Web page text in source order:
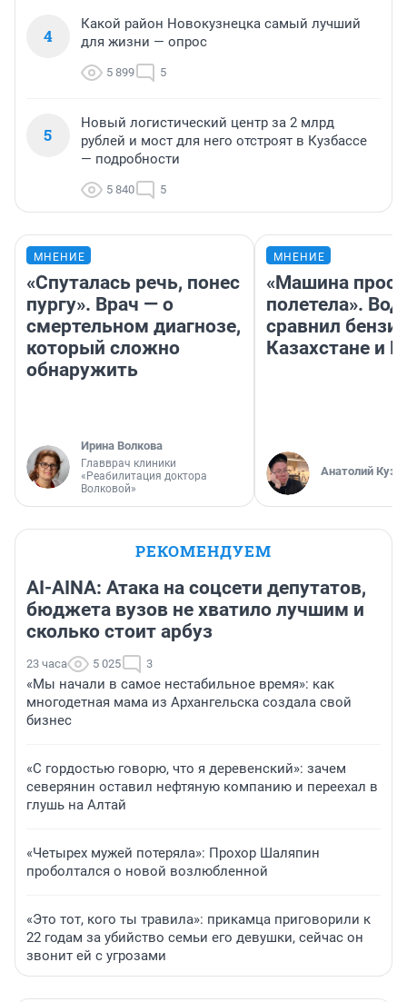
4
Какой район Новокузнецка самый лучший
для жизни — опрос
5 899 5
5
Новый логистический центр за 2 млрд
рублей и мост для него отстроят в Кузбассе
— подробности
5 840 5
МНЕНИЕ
«Спуталась речь, понес
пургу». Врач — о
смертельном диагнозе,
который сложно
обнаружить
Ирина Волкова
Главврач клиники
«Реабилитация доктора
Волковой»
МНЕНИЕ
«Машина
полетела».
сравнил
Казахстане и
Анатолий
РЕКОМЕНДУЕМ
AI-AINA: Атака на соцсети депутатов,
бюджета вузов не хватило лучшим и
сколько стоит арбуз
23 часа 5 025 3
«Мы начали в самое нестабильное время»: как
многодетная мама из Архангельска создала свой
бизнес
«С гордостью говорю, что я деревенский»: зачем
северянин оставил нефтяную компанию и переехал в
глушь на Алтай
«Четырех мужей потеряла»: Прохор Шаляпин
проболтался о новой возлюбленной
«Это тот, кого ты травила»: прикамца приговорили к
22 годам за убийство семьи его девушки, сейчас он
звонит ей с угрозами